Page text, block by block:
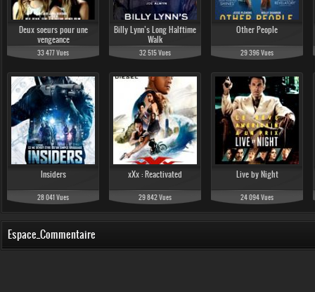
Deux soeurs pour une
vengeance
33 477 Vues
Billy Lynn’s Long Halftime
Walk
32 515 Vues
Other People
29 396 Vues
Insiders
28 041 Vues
xXx : Reactivated
29 842 Vues
Live by Night
24 094 Vues
Espace_Commentaire